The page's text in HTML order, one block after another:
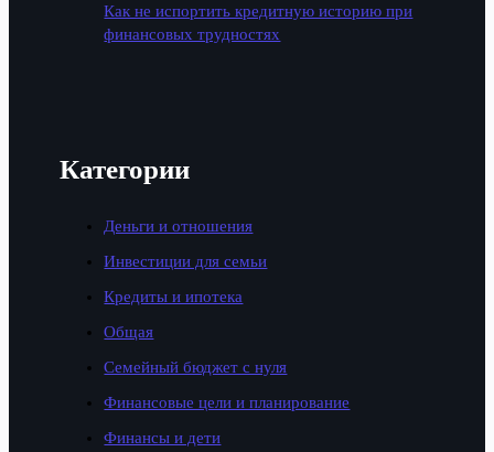
Как не испортить кредитную историю при
финансовых трудностях
Категории
Деньги и отношения
Инвестиции для семьи
Кредиты и ипотека
Общая
Семейный бюджет с нуля
Финансовые цели и планирование
Финансы и дети